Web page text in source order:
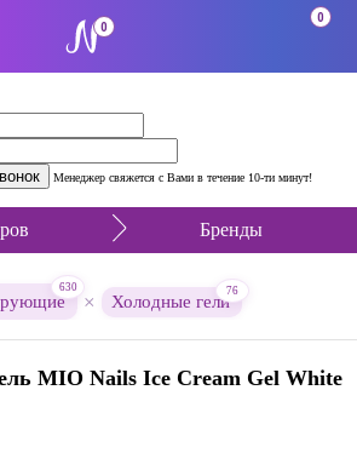
Менеджер свяжется с Вами в течение 10-ти минут!
0
0
Бренды
630
× Холодные гели
76
MIO Nails Ice Cream Gel White